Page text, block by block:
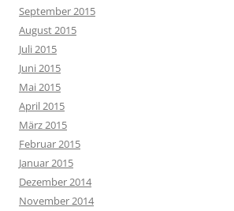
September 2015
August 2015
Juli 2015
Juni 2015
Mai 2015
April 2015
März 2015
Februar 2015
Januar 2015
Dezember 2014
November 2014